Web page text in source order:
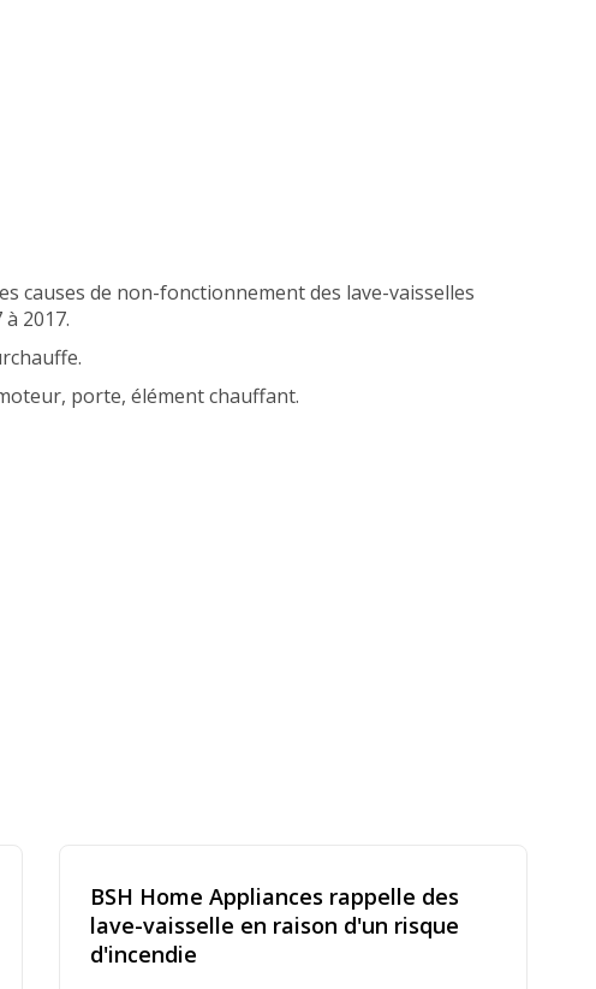
causes de non-fonctionnement des lave-vaisselles
2017.
porte, élément chauffant.
BSH Home Appliances rappelle des
lave-vaisselle en raison d'un risque
d'incendie